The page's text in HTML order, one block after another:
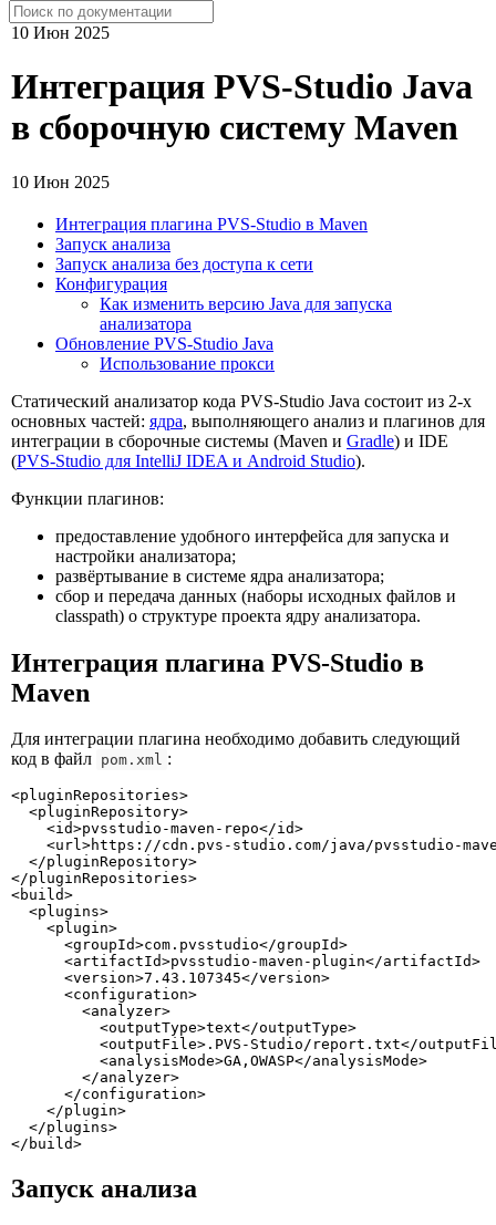
10 Июн 2025
Интеграция PVS-Studio Java
в сборочную систему Maven
10 Июн 2025
Интеграция плагина PVS-Studio в Maven
Запуск анализа
Запуск анализа без доступа к сети
Конфигурация
Как изменить версию Java для запуска
анализатора
Обновление PVS-Studio Java
Использование прокси
Статический анализатор кода PVS-Studio Java состоит из 2-х
основных частей: ядра, выполняющего анализ и плагинов для
интеграции в сборочные системы (Maven и Gradle) и IDE
(PVS-Studio для IntelliJ IDEA и Android Studio).
Функции плагинов:
предоставление удобного интерфейса для запуска и
настройки анализатора;
развёртывание в системе ядра анализатора;
сбор и передача данных (наборы исходных файлов и
classpath) о структуре проекта ядру анализатора.
Интеграция плагина PVS-Studio в
Maven
Для интеграции плагина необходимо добавить следующий
код в файл pom.xml :
<pluginRepositories>
  <pluginRepository>
    <id>pvsstudio-maven-repo</id>
<url>https://cdn.pvs-studio.com/java/pvsstudio-
  </pluginRepository>
</pluginRepositories>
<build>
  <plugins>
    <plugin>
      <groupId>com.pvsstudio</groupId>
      <artifactId>pvsstudio-maven-plugin</artifactId>
      <version>7.43.107345</version>
      <configuration>
        <analyzer>
          <outputType>text</outputType>
<outputFile>.PVS-Studio/report.txt</
          <analysisMode>GA,OWASP</analysisMode>
        </analyzer>
      </configuration>
    </plugin>
  </plugins>
</build>
Запуск анализа